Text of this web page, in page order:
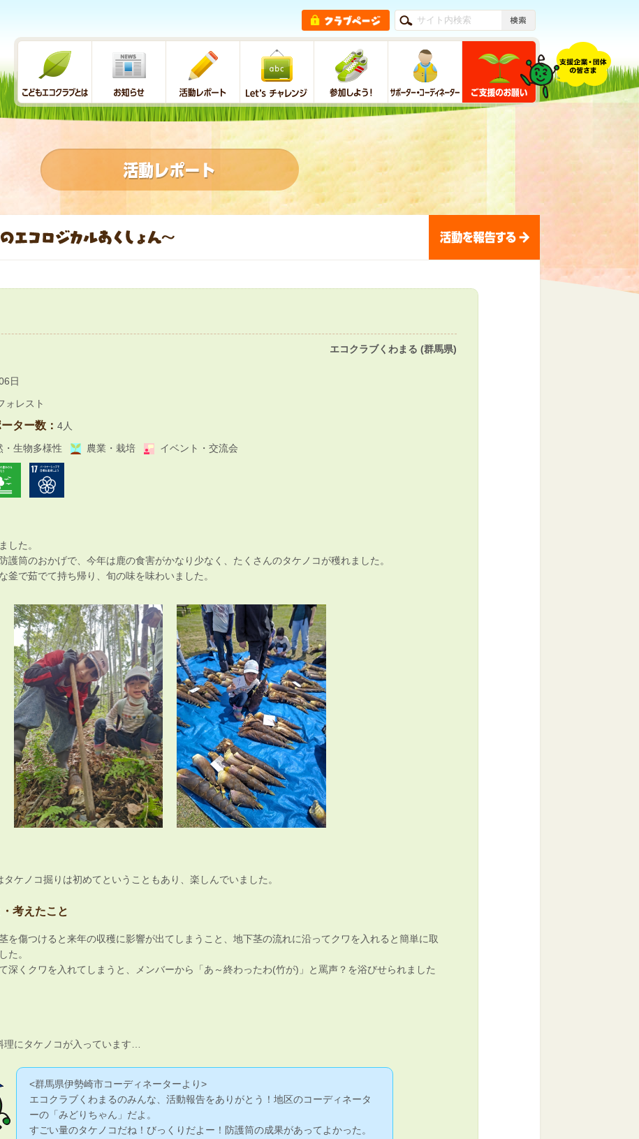
エコクラブくわまる (群馬県)
日
ォレスト
ター数： 4人
・生物多様性 農業・栽培 イベント・交流会
した。
護筒のおかげで、今年は鹿の食害がかなり少なく、たくさんのタケノコが穫れました。
釜で茹でて持ち帰り、旬の味を味わいました。
ケノコ掘りは初めてということもあり、楽しんでいました。
考えたこと
を傷つけると来年の収穫に影響が出てしまうこと、地下茎の流れに沿ってクワを入れると簡単に取
た。
深くクワを入れてしまうと、メンバーから「あ～終わったわ(竹が)」と罵声？を浴びせられました
理にタケノコが入っています…
<群馬県伊勢崎市コーディネーターより>
エコクラブくわまるのみんな、活動報告をありがとう！地区のコーディネータ
ーの「みどりちゃん」だよ。
すごい量のタケノコだね！びっくりだよー！防護筒の成果があってよかった。